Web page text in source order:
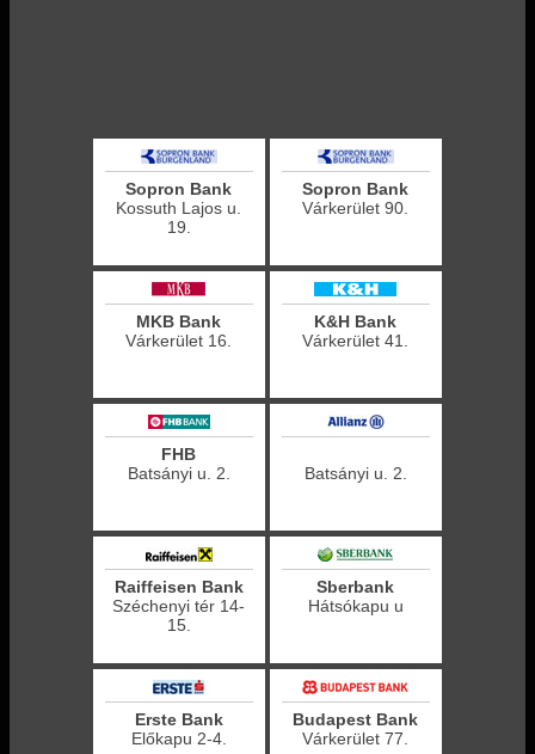
Sopron Bank
Kossuth Lajos u.
19.
Sopron Bank
Várkerület 90.
MKB Bank
Várkerület 16.
K&H Bank
Várkerület 41.
FHB
Batsányi u. 2.
Batsányi u. 2.
Raiffeisen Bank
Széchenyi tér 14-
15.
Sberbank
Hátsókapu u
Erste Bank
Előkapu 2-4.
Budapest Bank
Várkerület 77.